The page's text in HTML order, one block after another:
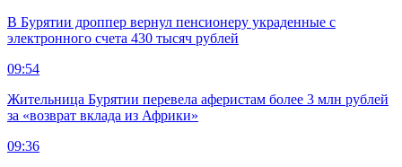
В Бурятии дроппер вернул пенсионеру украденные с
электронного счета 430 тысяч рублей
09:54
Жительница Бурятии перевела аферистам более 3 млн рублей
за «возврат вклада из Африки»
09:36